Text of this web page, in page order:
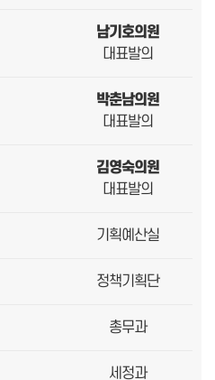
남기호의원
대표발의
박춘남의원
대표발의
김영숙의원
대표발의
기획예산실
정책기획단
총무과
세정과